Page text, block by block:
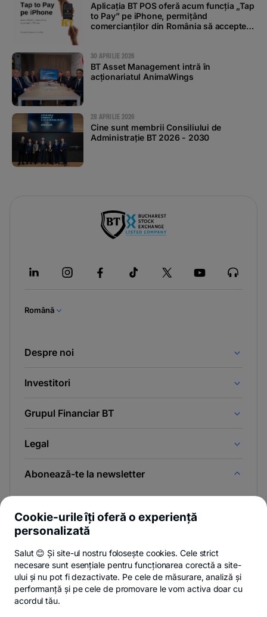
Aplicația BT POS oferă acum funcția „Tap
to Pay” pe iPhone, permițând
comercianților din România să accepte
30 APRILIE 2026
BT Asset Management intră în
acționariatul AnimaWings
28 APRILIE 2026
Cine sunt membrii Consiliului de
Administrație BT 2026 - 2030
Română
Despre noi
Investitori
Grupul Financiar BT
Legal
Abonează-te la newsletter
Și afli primul noutățile de pe Newsroom & Blogul BT.
Poți renunța oricând,vezi detalii.
Privacy Hub Politica de confidențialitate Politica de cookies
Cookie-urile îți oferă o experiență
personalizată
Salut 😊 Și site-ul nostru folosește cookies. Cele strict
necesare sunt esențiale pentru funcționarea corectă a site-
ului și nu pot fi dezactivate. Pe cele de măsurare, analiză și
performanță și pe cele de promovare le vom activa doar cu
acordul tău.